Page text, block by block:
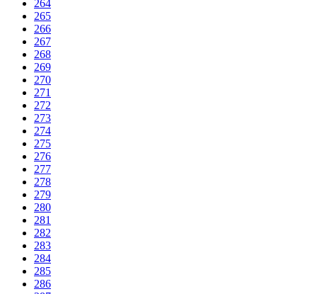
264
265
266
267
268
269
270
271
272
273
274
275
276
277
278
279
280
281
282
283
284
285
286